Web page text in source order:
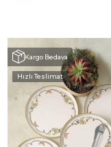
Kargo Bedava
Hızlı Teslimat